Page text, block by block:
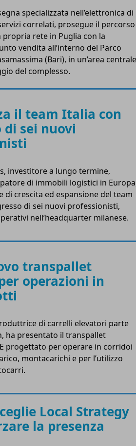
specializzata nell’elettronica di
correlati, prosegue il percorso
propria rete in Puglia con la
vendita all’interno del Parco
(Bari), in un’area centrale
del complesso.
il team Italia con
di sei nuovi
investitore a lungo termine,
di immobili logistici in
di crescita ed espansione del team
di sei nuovi professionisti,
nell’headquarter milanese.
transpallet
operazioni in
di carrelli elevatori parte
ha presentato il transpallet
progettato per operare in corridoi
montacarichi e per l’utilizzo
Local Strategy
la presenza